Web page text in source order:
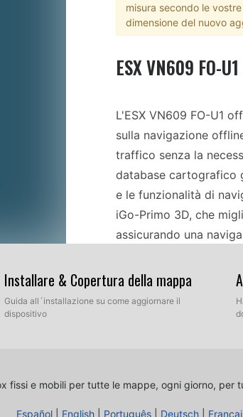
misura secondo le
dimensione del nuovo
ESX VN609 FO-
L'ESX VN609 FO-U1
sulla navigazione
traffico senza la
database cartografico
e le funzionalità di
iGo-Primo 3D, che
assicurando una
Aggiornare l'ESX
SD. Per aggiornare le
metodo consente
Installare & Copertura della mappa
Guida all´installazione su come aggiornare il
dispositivo
fissi e mobili per tutte le mappe, ogni giorno, per
Español English Português Deutsch